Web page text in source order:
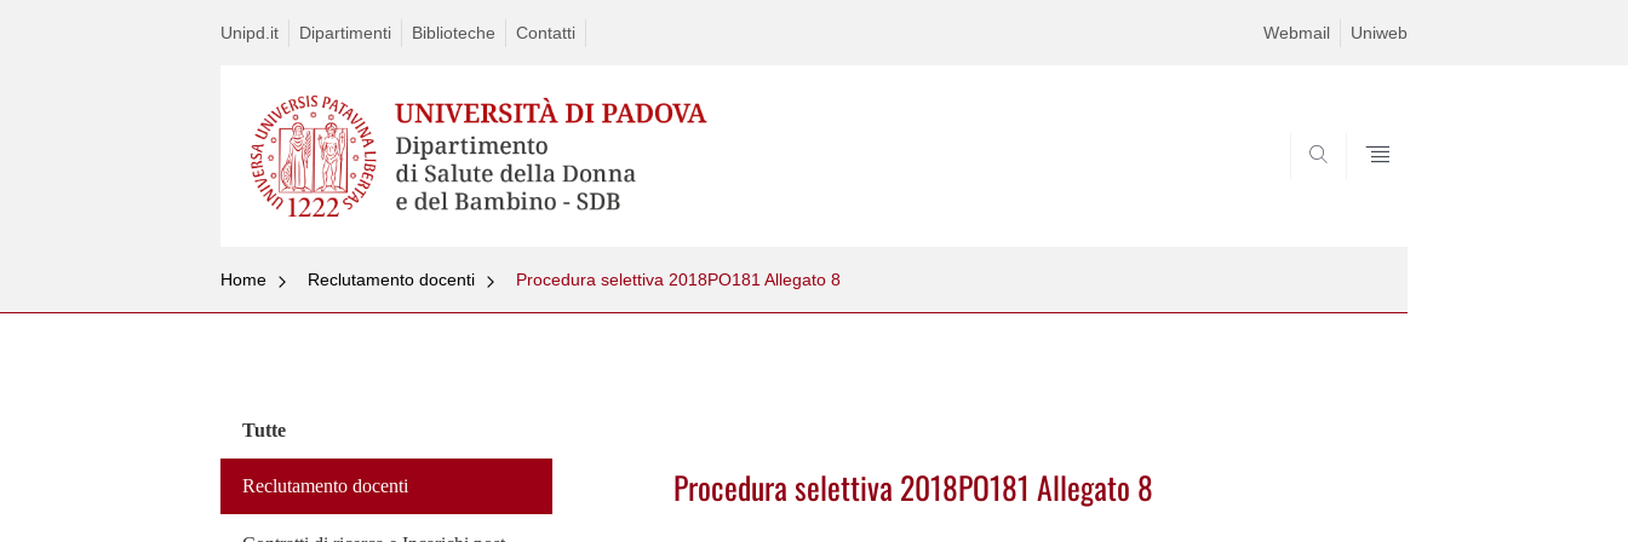
Unipd.it Dipartimenti Biblioteche Contatti Webmail Uniweb
Home Reclutamento docenti Procedura selettiva 2018PO181 Allegato 8
Tutte
Reclutamento docenti Procedura selettiva 2018PO181 Allegato 8